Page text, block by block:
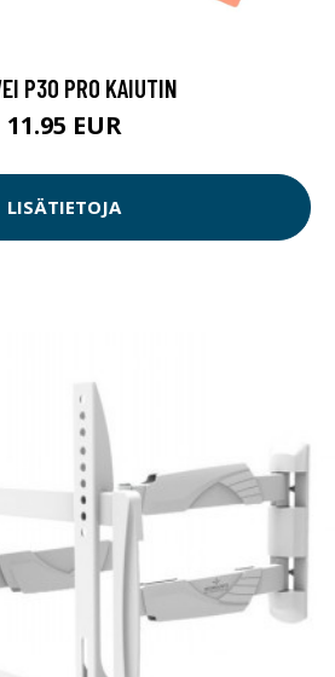
P30 PRO KAIUTIN
11.95 EUR
LISÄTIETOJA